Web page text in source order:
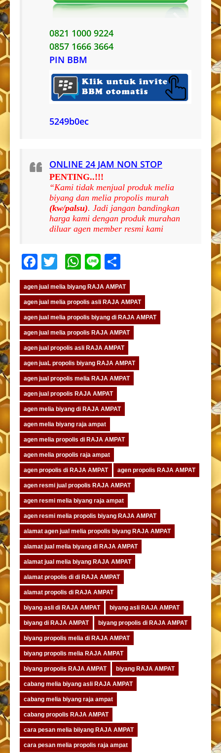
0821 1000 9224
0857 1666 3664
PIN BBM
5249b0ec
ONLINE 24 JAM NON STOP
PENTING..!!!
“Kami tidak menjual produk melia
biyang dan melia propolis murah
(kw/palsu). Jadi jangan bandingkan
harga kami dengan produk murahan
diluar agen member resmi kami
Facebook
TwitterWhatsApp
Line
agen jual melia biyang RAJA AMPAT
agen jual melia propolis asli RAJA AMPAT
agen jual melia propolis biyang di RAJA AMPAT
agen jual melia propolis RAJA AMPAT
agen jual propolis asli RAJA AMPAT
agen juaL propolis biyang RAJA AMPAT
agen jual propolis melia RAJA AMPAT
agen jual propolis RAJA AMPAT
agen melia biyang di RAJA AMPAT
agen melia biyang raja ampat
agen melia propolis di RAJA AMPAT
agen melia propolis raja ampat
agen propolis di RAJA AMPAT agen propolis RAJA AMPAT
agen resmi jual propolis RAJA AMPAT
agen resmi melia biyang raja ampat
agen resmi melia propolis biyang RAJA AMPAT
alamat agen jual melia propolis biyang RAJA AMPAT
alamat jual melia biyang di RAJA AMPAT
alamat jual melia biyang RAJA AMPAT
alamat propolis di di RAJA AMPAT
alamat propolis di RAJA AMPAT
biyang asli di RAJA AMPAT biyang asli RAJA AMPAT
biyang di RAJA AMPAT biyang propolis di RAJA AMPAT
biyang propolis melia di RAJA AMPAT
biyang propolis melia RAJA AMPAT
biyang propolis RAJA AMPAT biyang RAJA AMPAT
cabang melia biyang asli RAJA AMPAT
cabang melia biyang raja ampat
cabang propolis RAJA AMPAT
cara pesan melia biiyang RAJA AMPAT
cara pesan melia propolis raja ampat